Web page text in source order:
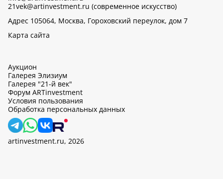
21vek@artinvestment.ru (современное искусство)
Адрес 105064, Москва, Гороховский переулок, дом 7
Карта сайта
Аукцион
Галерея Элизиум
Галерея "21-й век"
Форум ARTinvestment
Условия пользования
Обработка персональных данных
artinvestment.ru, 2026